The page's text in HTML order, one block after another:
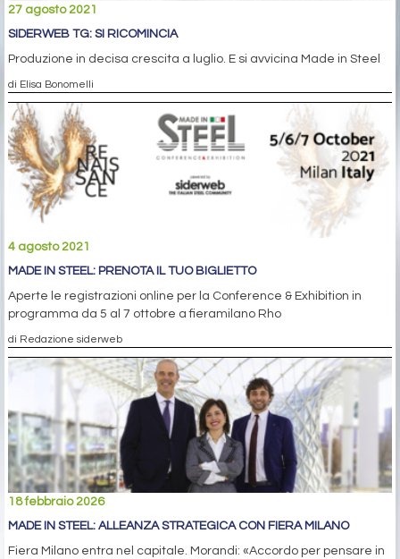
27 agosto 2021
SIDERWEB TG: SI RICOMINCIA
Produzione in decisa crescita a luglio. E si avvicina Made in Steel
di Elisa Bonomelli
4 agosto 2021
MADE IN STEEL: PRENOTA IL TUO BIGLIETTO
Aperte le registrazioni online per la Conference & Exhibition in
programma da 5 al 7 ottobre a fieramilano Rho
di Redazione siderweb
18 febbraio 2026
MADE IN STEEL: ALLEANZA STRATEGICA CON FIERA MILANO
Fiera Milano entra nel capitale. Morandi: «Accordo per pensare in